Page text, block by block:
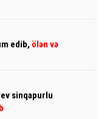
edib, ölən və
sinqapurlu